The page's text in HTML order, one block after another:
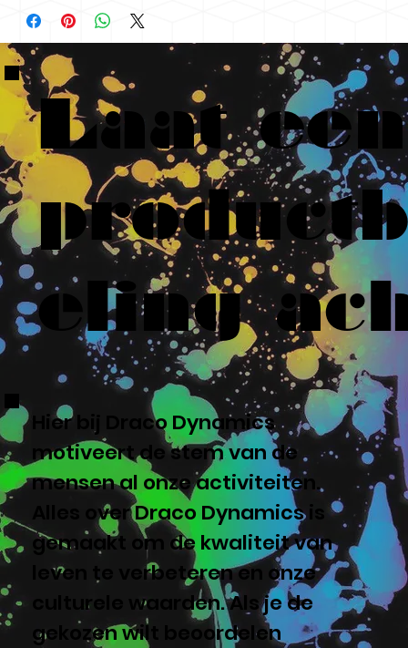
Laat een
eling
Hier bij Draco Dynamics
motiveert de stem van de
mensen al onze activiteiten.
Alles over Draco Dynamics is
gemaakt om de kwaliteit van
leven te verbeteren en onze
culturele waarden. Als je de
gekozen wilt beoordelen